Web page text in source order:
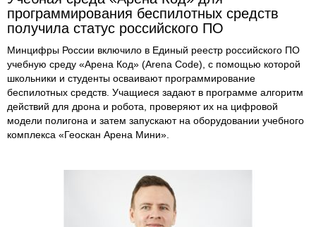
программирования беспилотных средств
получила статус российского ПО
Минцифры России включило в Единый реестр российского ПО
учебную среду «Арена Код» (Arena Code), с помощью которой
школьники и студенты осваивают программирование
беспилотных средств. Учащиеся задают в программе алгоритм
действий для дрона и робота, проверяют их на цифровой
модели полигона и затем запускают на оборудовании учебного
комплекса «Геоскан Арена Мини».